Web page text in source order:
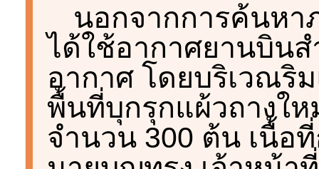
นอกจากการค้นหา
ได้ใช้อากาศยานบิน
อากาศ โดยบริเวณริ
พื้นที่บุกรุกแผ้วถางใ
จำนวน 300 ต้น เนื้อ